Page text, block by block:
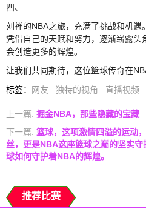
四、
刘禅的NBA之旅，充满了挑战和机遇
凭借自己的天赋和努力，逐渐崭露
会创造更多的辉煌。
让我们共同期待，这位篮球传奇在
标签： 网友 独特的视角 直播视频
上一篇: 掘金NBA，那些隐藏的宝藏
下一篇: 篮球，这项激情四溢的运动
丝，更是NBA这座篮球之巅的坚实
球如何守护着NBA的辉煌。
推荐比赛